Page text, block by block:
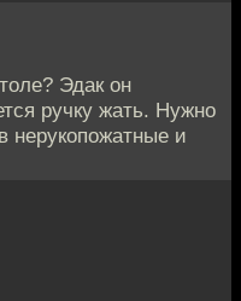
Эдак он
ручку жать. Нужно
нерукопожатные и